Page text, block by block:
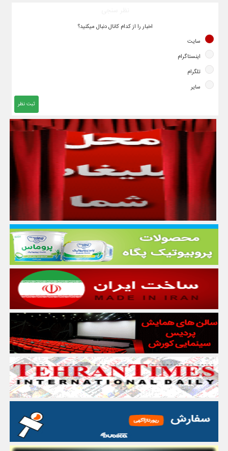
اخبار را از کدام کانال دنبال میکنید؟
سایت
اینستاگرام
تلگرام
سایر
ثبت نظر